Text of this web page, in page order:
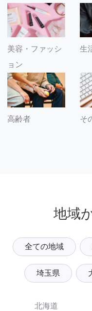
美容・ファッシ
ョン
生
高齢者 そ
地域
全ての地域
埼玉県
北海道